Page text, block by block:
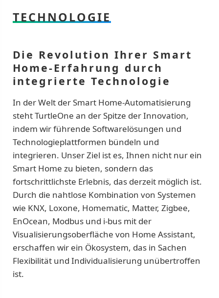
TECHNOLOGIE
Die Revolution Ihrer Smart
Home-Erfahrung durch
integrierte Technologie
In der Welt der Smart Home-Automatisierung
steht TurtleOne an der Spitze der Innovation,
indem wir führende Softwarelösungen und
Technologieplattformen bündeln und
integrieren. Unser Ziel ist es, Ihnen nicht nur ein
Smart Home zu bieten, sondern das
fortschrittlichste Erlebnis, das derzeit möglich ist.
Durch die nahtlose Kombination von Systemen
wie KNX, Loxone, Homematic, Matter, Zigbee,
EnOcean, Modbus und i-bus mit der
Visualisierungsoberfläche von Home Assistant,
erschaffen wir ein Ökosystem, das in Sachen
Flexibilität und Individualisierung unübertroffen
ist.